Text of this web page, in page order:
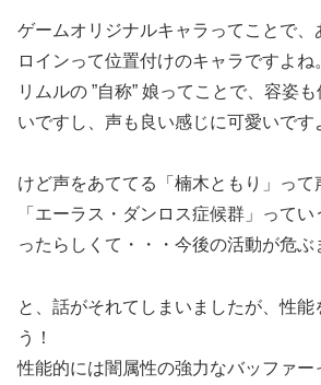
ゲームオリジナルキャラってことで、
ロインって位置付けのキャラですよね
リムルの ”自称” 娘ってことで、容姿
いですし、声も良い感じに可愛いです
けど声をあててる「楠木ともり」っ
「エーラス・ダンロス症候群」って
ったらしくて・・・今後の活動が危ぶ
と、話がそれてしまいましたが、性能
う！
性能的には闇属性の強力なバッファー